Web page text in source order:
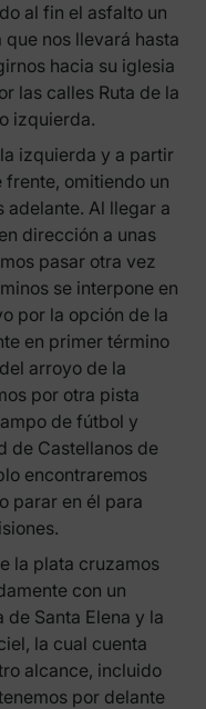
al fin el asfalto un
nos llevará hasta
hacia su iglesia
las calles Ruta de la
izquierda.
izquierda y a partir
omitiendo un
adelante. Al llegar a
dirección a unas
pasar otra vez
se interpone en
por la opción de la
en primer término
arroyo de la
por otra pista
de fútbol y
de Castellanos de
encontraremos
parar en él para
la plata cruzamos
con un
Santa Elena y la
la cual cuenta
alcance, incluido
por delante